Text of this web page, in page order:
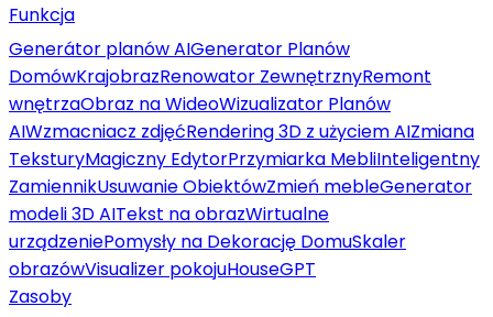
Funkcja
Generátor planów AIGenerator Planów
DomówKrajobrazRenowator ZewnętrznyRemont
wnętrzaObraz na WideoWizualizator Planów
AIWzmacniacz zdjęćRendering 3D z użyciem AIZmiana
TeksturyMagiczny EdytorPrzymiarka MebliInteligentny
ZamiennikUsuwanie ObiektówZmień mebleGenerator
modeli 3D AITekst na obrazWirtualne
urządzeniePomysły na Dekorację DomuSkaler
obrazówVisualizer pokojuHouseGPT
Zasoby